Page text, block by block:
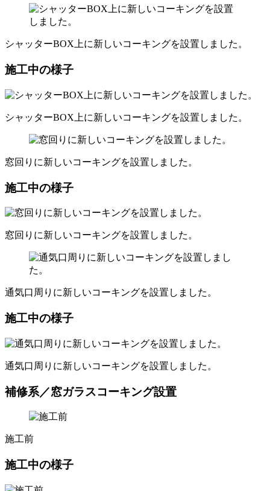
シャッターBOX上に新しいコーキングを設置しました。
施工中の様子
シャッターBOX上に新しいコーキングを設置しました。
窓回りに新しいコーキングを設置しました。
施工中の様子
窓回りに新しいコーキングを設置しました。
通気口周りに新しいコーキングを設置しました。
施工中の様子
通気口周りに新しいコーキングを設置しました。
補修系／窓ガラスコーキング設置
施工前
施工中の様子